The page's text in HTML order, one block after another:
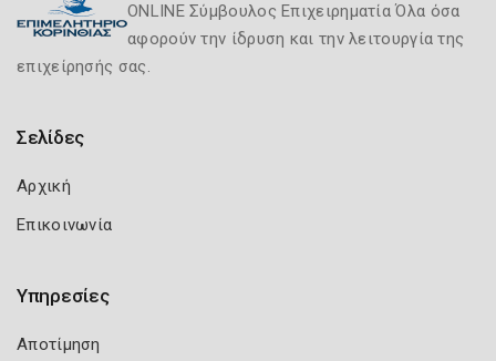
ONLINE Σύμβουλος Επιχειρηματία Όλα όσα
αφορούν την ίδρυση και την λειτουργία της
επιχείρησής σας.
Σελίδες
Αρχική
Επικοινωνία
Υπηρεσίες
Αποτίμηση